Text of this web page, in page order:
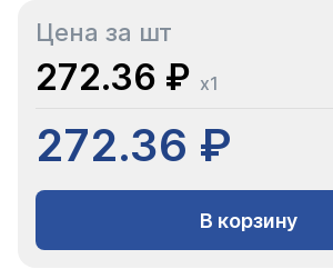
Цена за шт
272.36 ₽ x1
272.36 ₽
В корзину